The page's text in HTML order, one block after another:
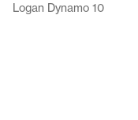
Logan Dynamo 10